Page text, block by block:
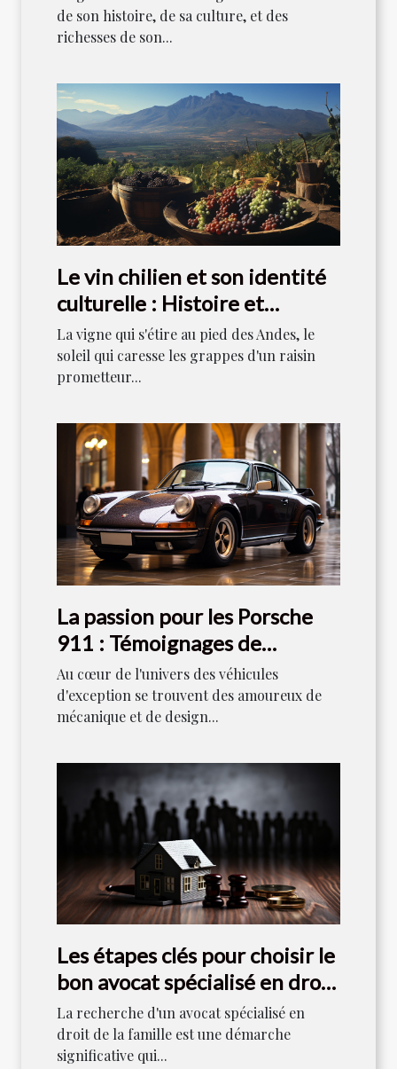
de son histoire, de sa culture, et des
richesses de son...
Le vin chilien et son identité
culturelle : Histoire et
tradition
La vigne qui s'étire au pied des Andes, le
soleil qui caresse les grappes d'un raisin
prometteur...
La passion pour les Porsche
911 : Témoignages de
collectionneurs
Au cœur de l'univers des véhicules
d'exception se trouvent des amoureux de
mécanique et de design...
Les étapes clés pour choisir le
bon avocat spécialisé en droit
de la famille
La recherche d'un avocat spécialisé en
droit de la famille est une démarche
significative qui...